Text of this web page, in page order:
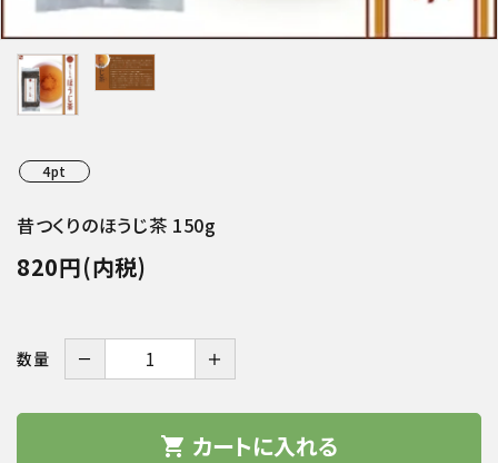
4pt
昔つくりのほうじ茶 150g
820円(内税)
数量 － ＋
shopping_cart カートに入れる